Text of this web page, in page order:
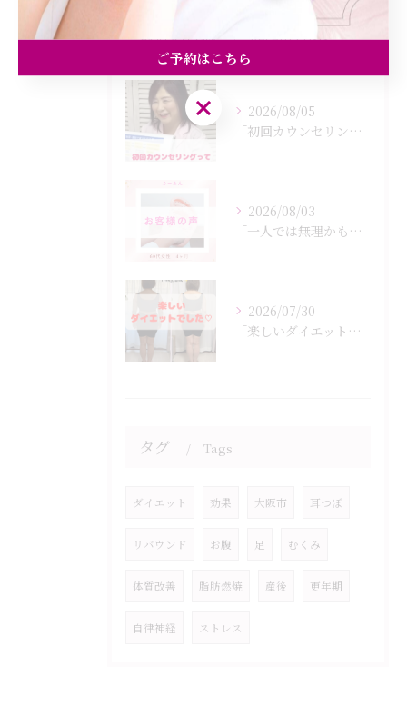
最近の投稿 Recent Posts
2026/08/05
「初回カウンセリングでは何をするの？」
2026/08/03
「一人では無理かも…」
2026/07/30
「楽しいダイエットでした♡」
タグ Tags
ダイエット 効果 大阪市 耳つぼ
リバウンド お腹 足 むくみ
体質改善 脂肪燃焼 産後 更年期
自律神経 ストレス
ご予約はこちら
ご予約はこちら